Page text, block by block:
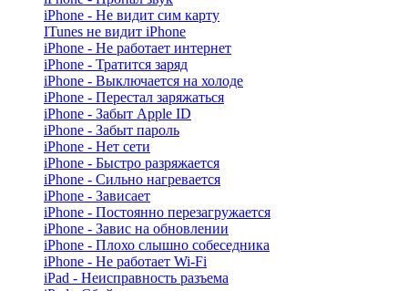
iPhone - Не видит сим карту
ITunes не видит iPhone
iPhone - Не работает интернет
iPhone - Тратится заряд
iPhone - Выключается на холоде
iPhone - Перестал заряжаться
iPhone - Забыт Apple ID
iPhone - Забыт пароль
iPhone - Нет сети
iPhone - Быстро разряжается
iPhone - Сильно нагревается
iPhone - Зависает
iPhone - Постоянно перезагружается
iPhone - Завис на обновлении
iPhone - Плохо слышно собеседника
iPhone - Не работает Wi-Fi
iPad - Неисправность разъема